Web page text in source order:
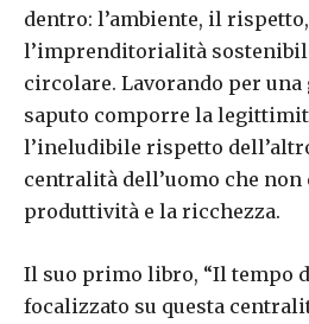
dentro: l’ambiente, il
l’imprenditorialità
circolare. Lavorando per una
saputo comporre la
l’ineludibile rispetto
centralità dell’uomo che
produttività e la ricchezza.
Il suo primo libro, “Il tempo
focalizzato su questa